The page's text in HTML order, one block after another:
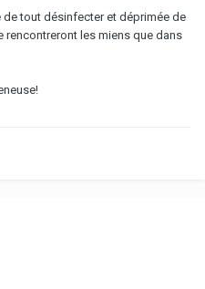
de tout désinfecter et déprimée de
les miens que dans